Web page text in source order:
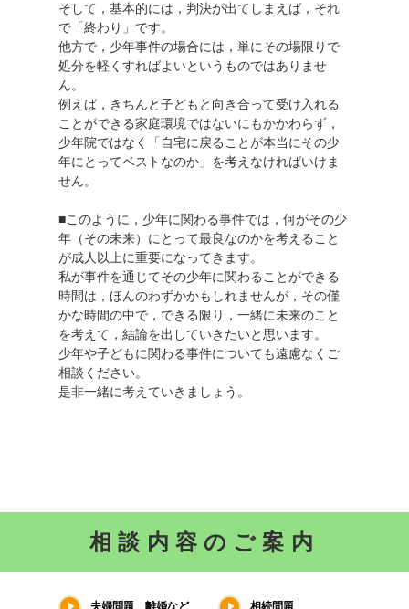
そして，基本的には，判決が出てしまえば，それ
で「終わり」です。
他方で，少年事件の場合には，単にその場限りで
処分を軽くすればよいというものではありませ
ん。
例えば，きちんと子どもと向き合って受け入れる
ことができる家庭環境ではないにもかかわらず，
少年院ではなく「自宅に戻ることが本当にその少
年にとってベストなのか」を考えなければいけま
せん。
■このように，少年に関わる事件では，何がその少
年（その未来）にとって最良なのかを考えること
が成人以上に重要になってきます。
私が事件を通じてその少年に関わることができる
時間は，ほんのわずかかもしれませんが，その僅
かな時間の中で，できる限り，一緒に未来のこと
を考えて，結論を出していきたいと思います。
少年や子どもに関わる事件についても遠慮なくご
相談ください。
是非一緒に考えていきましょう。
相談内容のご案内
夫婦問題 離婚など 相続問題